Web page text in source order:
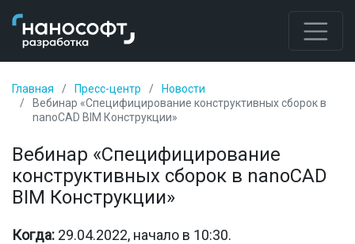
Главная Пресс-центр
Новости
Вебинар «Специфицирование конструктивных сборок в
nanoCAD BIM Конструкции»
Вебинар «Специфицирование
конструктивных сборок в nanoCAD
BIM Конструкции»
Когда: 29.04.2022, начало в 10:30.